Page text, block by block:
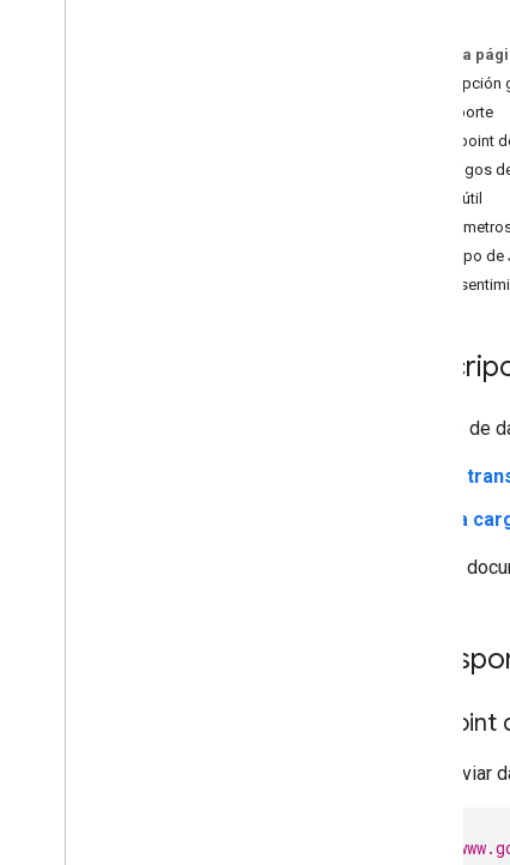
En esta
Descripción
Transporte
Endpoint
Códigos
Carga útil
Cuerpo de
El envío de
El
La
En este
Endpoint
Para
//